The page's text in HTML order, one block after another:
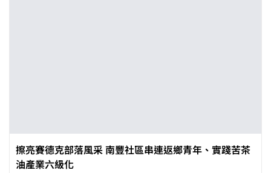
擦亮賽德克部落風采 南豐社區串連返鄉青年、實踐苦茶
油產業六級化